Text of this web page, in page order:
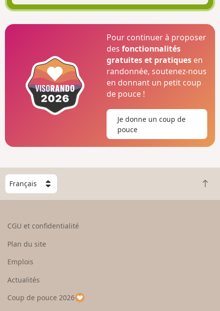
Pour continuer à proposer
desfonctionnalités
gratuites et pratiques en
randonnée, soutenez-nous
en donnant un petit coup
de pouce !
Je donne un coup de
pouce
C
h
o
e
u
p
R
e
CGU et confidentialité
Plan du site
Emplois
Actualités
Coup de pouce 2026